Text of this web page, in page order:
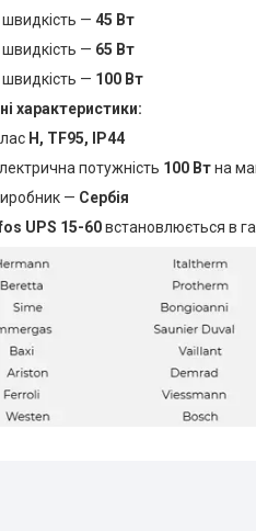
швидкість — 45 Вт
швидкість — 65 Вт
швидкість — 100 Вт
характеристики:
H, TF95, IP44
потужність 100 Втна
— Сербія
UPS 15-60встановлюється в